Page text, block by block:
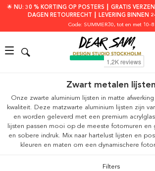
🌟 NU: 30 % KORTING OP POSTERS ┃ GRATIS
DAGEN RETOURRECHT ┃ LEVERING BINNEN
Code: SUMMER30, tot en met 10-8
Zwart metalen lijsten
Onze zwarte aluminium lijsten in matte
kwaliteit. Deze matzwarte aluminium lijsten zijn
en worden geleverd met een premium
lijsten passen mooi op de meeste fotomuren en
en sobere indruk. Mix naar hartelust lijsten en
kleuren en maten om een dynamischere
Filters